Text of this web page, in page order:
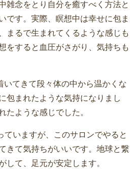
雑念をとり自分を癒すべく方法と
です。実際、瞑想中は幸せに包ま
まるで生まれてくるような感じも
をすると血圧がさがり、気持ちも
てきて段々体の中から温かくな
包まれたような気持になりまし
たような感じでした。
いますが、このサロンでやると
きて気持ちがいいです。地球と繋
して、足元が安定します。